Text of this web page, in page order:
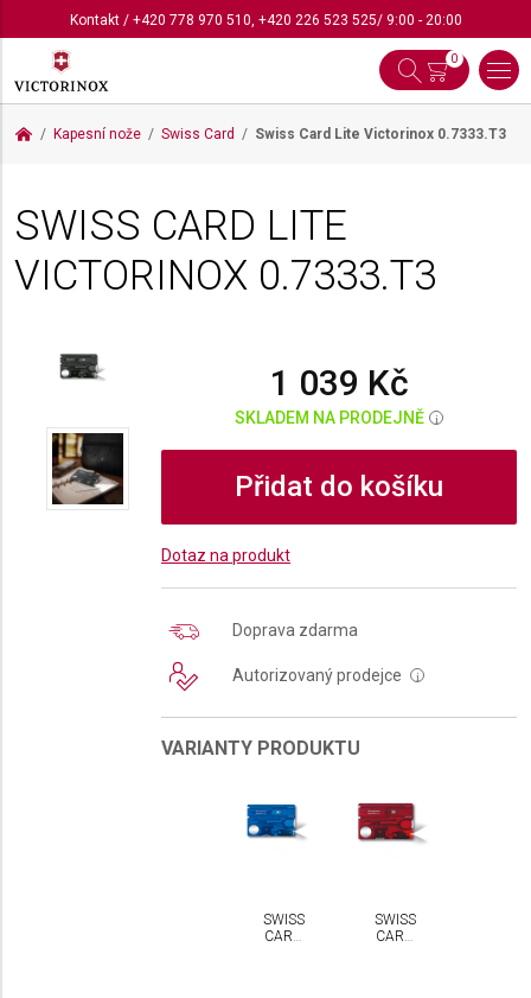
Kontakt/ +420 778 970 510, +420 226 523 525/ 9:00 - 20:00
0
Kapesní nože Swiss Card Swiss Card Lite Victorinox 0.7333.T3
SWISS CARD LITE
VICTORINOX 0.7333.T3
1 039 Kč
SKLADEM NA PRODEJNĚ i
Přidat do košíku
Dotaz na produkt
Doprava zdarma
Autorizovaný prodejce i
VARIANTY PRODUKTU
SWISS
CARD
SWISS
CARD